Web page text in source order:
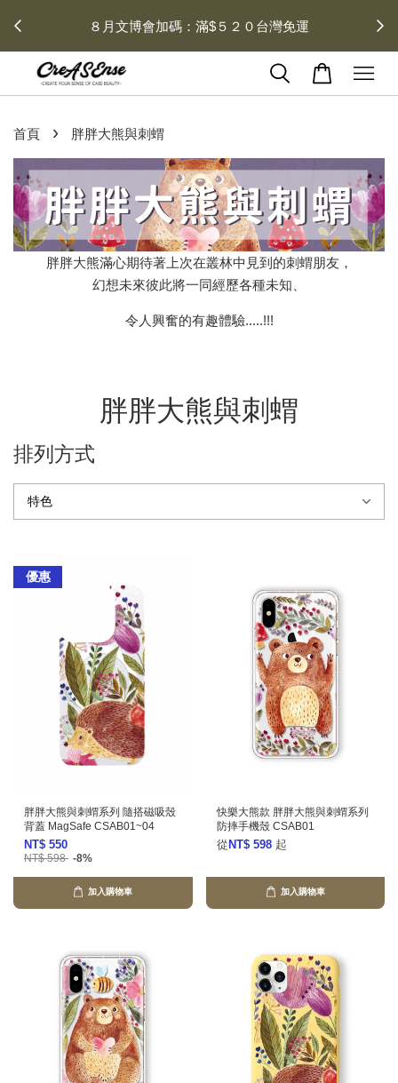
８月文博會加碼：滿$５２０台灣免運
首頁 › 胖胖大熊與刺蝟
胖胖大熊滿心期待著上次在叢林中見到的刺蝟朋友，
幻想未來彼此將一同經歷各種未知、
令人興奮的有趣體驗.....!!!
胖胖大熊與刺蝟
排列方式
優惠
胖胖大熊與刺蝟系列 隨搭磁吸殼
背蓋 MagSafe CSAB01~04
NT$ 550
NT$ 598 -8%
加入購物車
快樂大熊款 胖胖大熊與刺蝟系列
防摔手機殼 CSAB01
從NT$ 598 起
加入購物車